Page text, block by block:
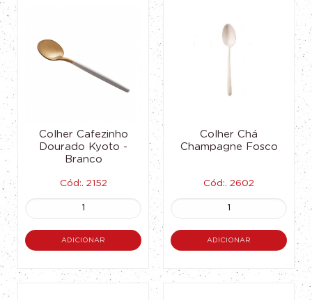
Colher Cafezinho
Dourado Kyoto -
Branco
Cód:. 2152
ADICIONAR
Colher Chá
Champagne Fosco
Cód:. 2602
ADICIONAR